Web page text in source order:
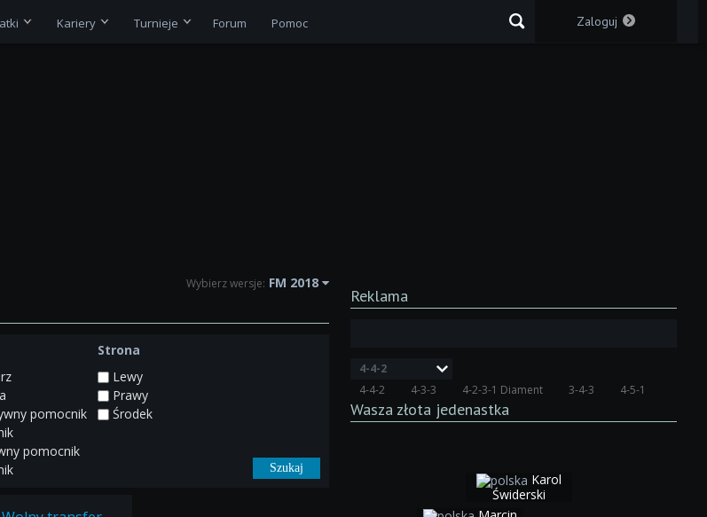
Kariery Turnieje Forum Pomoc Zaloguj
Wybierz wersje: FM 2018
pomocnik
pomocnik
Strona
Lewy
Prawy
Środek
Reklama
4-4-2
4-4-2
4-3-3 4-2-3-1 Diament 3-4-3 4-5-1
Wasza złota jedenastka
Karol
Świderski